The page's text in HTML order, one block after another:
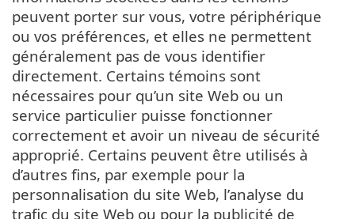
peuvent porter sur vous, votre périphérique
ou vos préférences, et elles ne permettent
généralement pas de vous identifier
directement. Certains témoins sont
nécessaires pour qu’un site Web ou un
service particulier puisse fonctionner
correctement et avoir un niveau de sécurité
approprié. Certains peuvent être utilisés à
d’autres fins, par exemple pour la
personnalisation du site Web, l’analyse du
trafic du site Web ou pour la publicité de